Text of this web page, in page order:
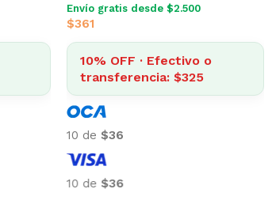
Envío gratis desde $2.500
$341
10% OFF · Efectivo o
transferencia: $307
10 de $34
10 de $34